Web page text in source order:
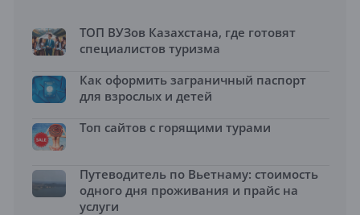
ТОП ВУЗов Казахстана, где готовят
специалистов туризма
Как оформить заграничный паспорт
для взрослых и детей
Топ сайтов с горящими турами
Путеводитель по Вьетнаму: стоимость
одного дня проживания и прайс на
услуги